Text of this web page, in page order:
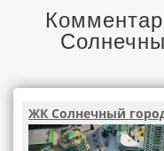
ВСЕ
ЖК Солнечный